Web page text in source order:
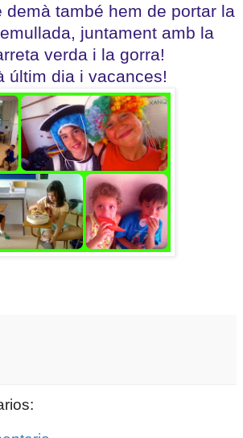
demà també hem de portar la
juntament amb la
verda i la gorra!
últim dia i vacances!